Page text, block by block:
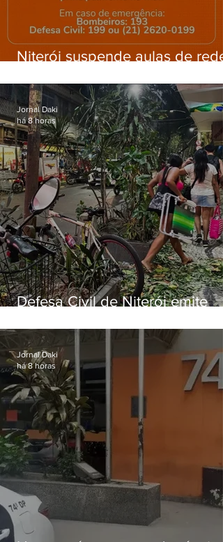
Niterói suspende aulas de rede
ventos fortes nesta sexta (7)
Defesa Civil de Niterói emite
sexta-feira (07)
Jornal Daki
há 8 horas
Jornal Daki
há 8 horas